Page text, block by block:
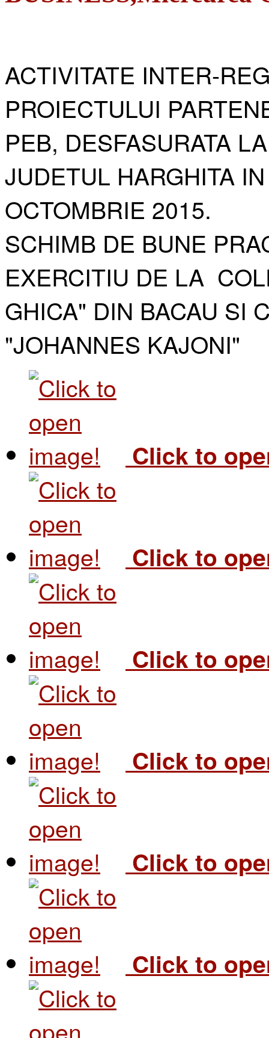
ACTIVITATE INTER-
PROIECTULUI
PEB, DESFASURATA
JUDETUL HARGHITA
OCTOMBRIE 2015.
SCHIMB DE BUNE
EXERCITIU DE LA
GHICA" DIN BACAU SI
"JOHANNES KAJONI"​
Click to
Click to
Click to
Click to
Click to
Click to